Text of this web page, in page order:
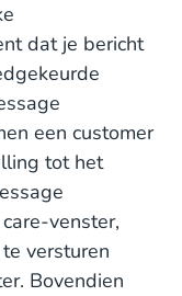
dat je bericht
een customer
tot het
venster,
versturen
Bovendien